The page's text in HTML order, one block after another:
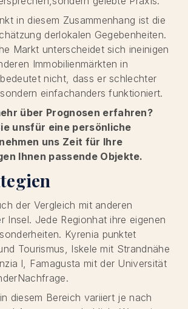
in diesem Zusammenhang ist die
derlokalen Gegebenheiten.
Markt unterscheidet sich ineinigen
Immobilienmärkten in
nicht, dass er schlechter
einfachanders funktioniert.
über Prognosen erfahren?
unsfür eine persönliche
uns Zeit für Ihre
Ihnen passende Objekte.
der Vergleich mit anderen
Insel. Jede Regionhat ihre eigenen
Kyrenia punktet
Tourismus, Iskele mit Strandnähe
l, Famagusta mit der Universität
diesem Bereich variiert je nach